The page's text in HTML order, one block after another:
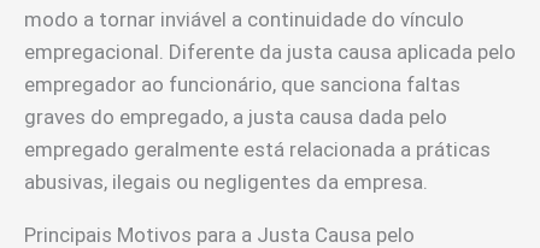
modo a tornar inviável a continuidade do vínculo
empregacional. Diferente da justa causa aplicada pelo
empregador ao funcionário, que sanciona faltas
graves do empregado, a justa causa dada pelo
empregado geralmente está relacionada a práticas
abusivas, ilegais ou negligentes da empresa.
Principais Motivos para a Justa Causa pelo